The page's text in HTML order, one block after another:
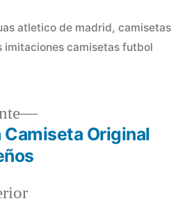
atletico de madrid, camisetas
imitaciones camisetas futbol
Entrada
Entrada
siguiente:
Camiseta Original